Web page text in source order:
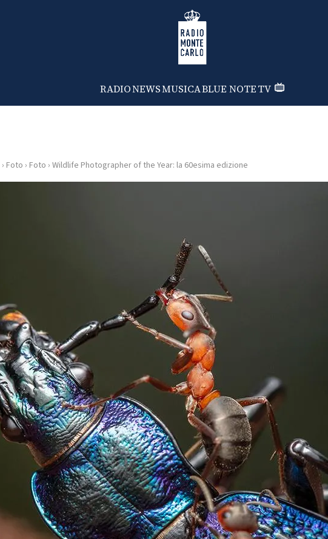
Radio Monte Carlo
RADIONEWSMUSICABLUE NOTETV
› Foto › Foto › Wildlife Photographer of the Year: la 60esima edizione